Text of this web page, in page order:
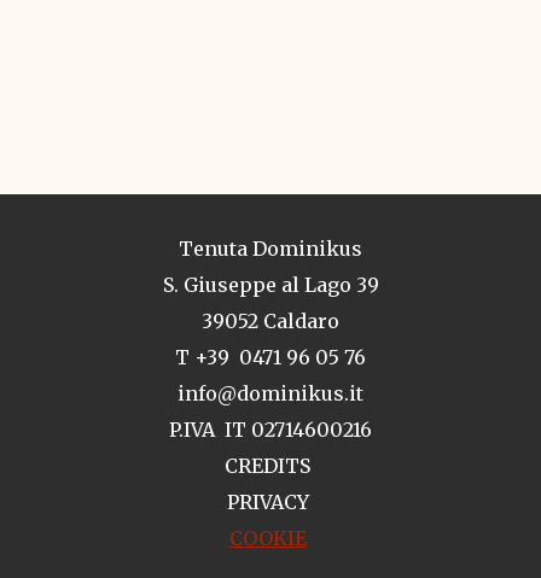
Tenuta Dominikus
S. Giuseppe al Lago 39
39052 Caldaro
T +39 0471 96 05 76
info@dominikus.it
P.IVA IT 02714600216
CREDITS
PRIVACY
COOKIE